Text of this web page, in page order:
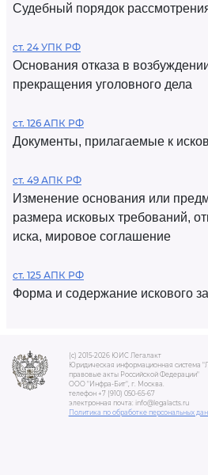
Судебный порядок
ст. 24 УПК РФ
Основания отказа в
прекращения уголовного дела
ст. 126 АПК РФ
Документы, прилагаемые к
ст. 49 АПК РФ
Изменение основания или
размера исковых требований,
иска, мировое соглашение
ст. 125 АПК РФ
Форма и содержание искового
(c) 2015-2026 ЮИС Легалакт
Юридическая информационная система
правовые акты Российской Федерации"
ООО "Инфра-Бит", г. Москва.
телефон +7 (910) 050-65-67
электронная почта: info@legalacts.ru
Политика по обработке персональных